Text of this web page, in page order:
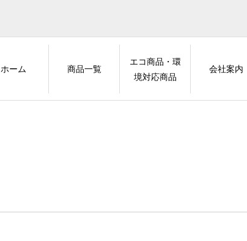
ホーム 商品一覧
エコ商品・環
境対応商品
会社案内